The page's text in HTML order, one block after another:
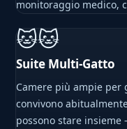
monitoraggio medico,
🐱🐱
Suite Multi-Gatto
Camere più ampie per
convivono
possono stare